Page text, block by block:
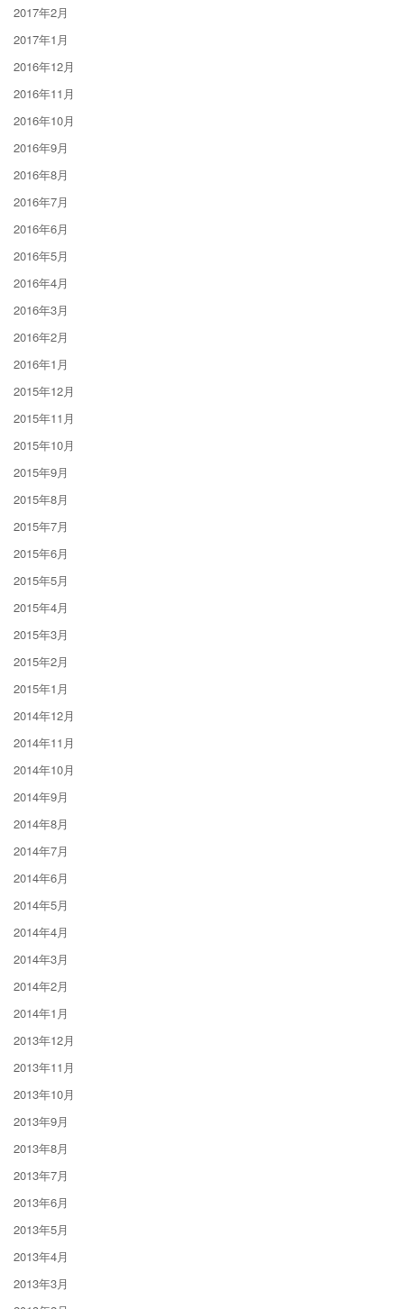
2017年2月
2017年1月
2016年12月
2016年11月
2016年10月
2016年9月
2016年8月
2016年7月
2016年6月
2016年5月
2016年4月
2016年3月
2016年2月
2016年1月
2015年12月
2015年11月
2015年10月
2015年9月
2015年8月
2015年7月
2015年6月
2015年5月
2015年4月
2015年3月
2015年2月
2015年1月
2014年12月
2014年11月
2014年10月
2014年9月
2014年8月
2014年7月
2014年6月
2014年5月
2014年4月
2014年3月
2014年2月
2014年1月
2013年12月
2013年11月
2013年10月
2013年9月
2013年8月
2013年7月
2013年6月
2013年5月
2013年4月
2013年3月